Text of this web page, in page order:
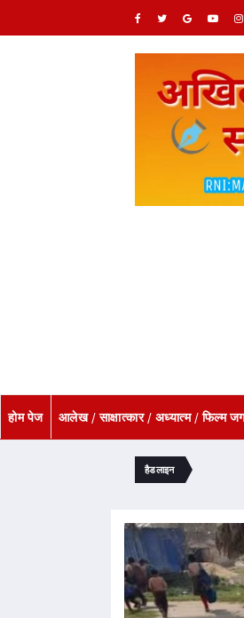
होम पेज आलेख / साक्षात्कार / अध्यात्म / फिल्म
हैडलाइन